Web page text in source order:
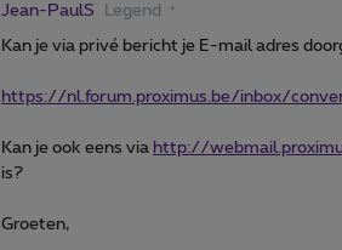
Jean-PaulS Legend
Kan je via privé bericht je E-mail adres
https://nl.forum.proximus.be/inbox/
Kan je ook eens via http://
is?
Groeten,